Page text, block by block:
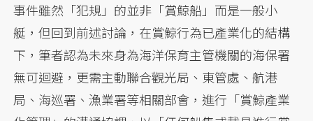
事件雖然「犯規」的並非「賞鯨船」而是一般小
艇，但回到前述討論，在賞鯨行為已產業化的結構
下，筆者認為未來身為海洋保育主管機關的海保署
無可迴避，更需主動聯合觀光局、東管處、航港
局、海巡署、漁業署等相關部會，進行「賞鯨產業